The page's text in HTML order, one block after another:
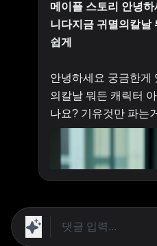
메이플 스토리 안녕
니다지금 귀멸의칼날
쉽게
안녕하세요 궁금한게
의칼날 뭐든 캐릭터
나요? 기유것만 파는